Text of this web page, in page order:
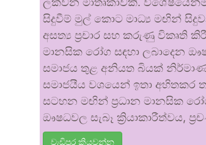
සිදුවීම් මුල් කොට මාධ්‍ය මඟින්
අසත්‍ය ප්‍රචාර සහ කරුණු විකෘති
මානසික රෝග සඳහා ලබාදෙන
සමාජය තුළ අනියත බියක්
සමාජයීය වශයෙන් ඉතා අහිතකර
සටහන මඟින් ප්‍රධාන මානසික
ඖෂධවල සැබෑ ක්‍රියාකාරීත්වය,
වැඩිපුර කියවන්න